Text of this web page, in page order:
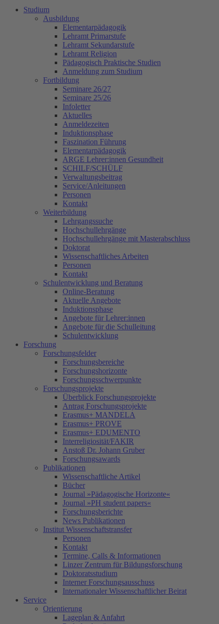
Studium
Ausbildung
Elementarpädagogik
Lehramt Primarstufe
Lehramt Sekundarstufe
Lehramt Religion
Pädagogisch Praktische Studien
Anmeldung zum Studium
Fortbildung
Seminare 26/27
Seminare 25/26
Infoletter
Aktuelles
Anmeldezeiten
Induktionsphase
Faszination Führung
Elementarpädagogik
ARGE Lehrer:innen Gesundheit
SCHILF/SCHÜLF
Verwaltungsbeitrag
Service/Anleitungen
Personen
Kontakt
Weiterbildung
Lehrgangssuche
Hochschullehrgänge
Hochschullehrgänge mit Masterabschluss
Doktorat
Wissenschaftliches Arbeiten
Personen
Kontakt
Schulentwicklung und Beratung
Online-Beratung
Aktuelle Angebote
Induktionsphase
Angebote für Lehrer:innen
Angebote für die Schulleitung
Schulentwicklung
Forschung
Forschungsfelder
Forschungsbereiche
Forschungshorizonte
Forschungsschwerpunkte
Forschungsprojekte
Überblick Forschungsprojekte
Antrag Forschungsprojekte
Erasmus+ MANDELA
Erasmus+ PROVE
Erasmus+ EDUMENTO
Interreligiosität/FAKIR
Anstoß Dr. Johann Gruber
Forschungsawards
Publikationen
Wissenschaftliche Artikel
Bücher
Journal »Pädagogische Horizonte«
Journal »PH student papers«
Forschungsberichte
News Publikationen
Institut Wissenschaftstransfer
Personen
Kontakt
Termine, Calls & Informationen
Linzer Zentrum für Bildungsforschung
Doktoratsstudium
Interner Forschungsausschuss
Internationaler Wissenschaftlicher Beirat
Service
Orientierung
Lageplan & Anfahrt